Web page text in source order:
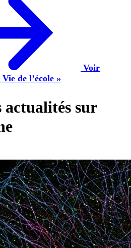
Voir
de l’école »
actualités sur